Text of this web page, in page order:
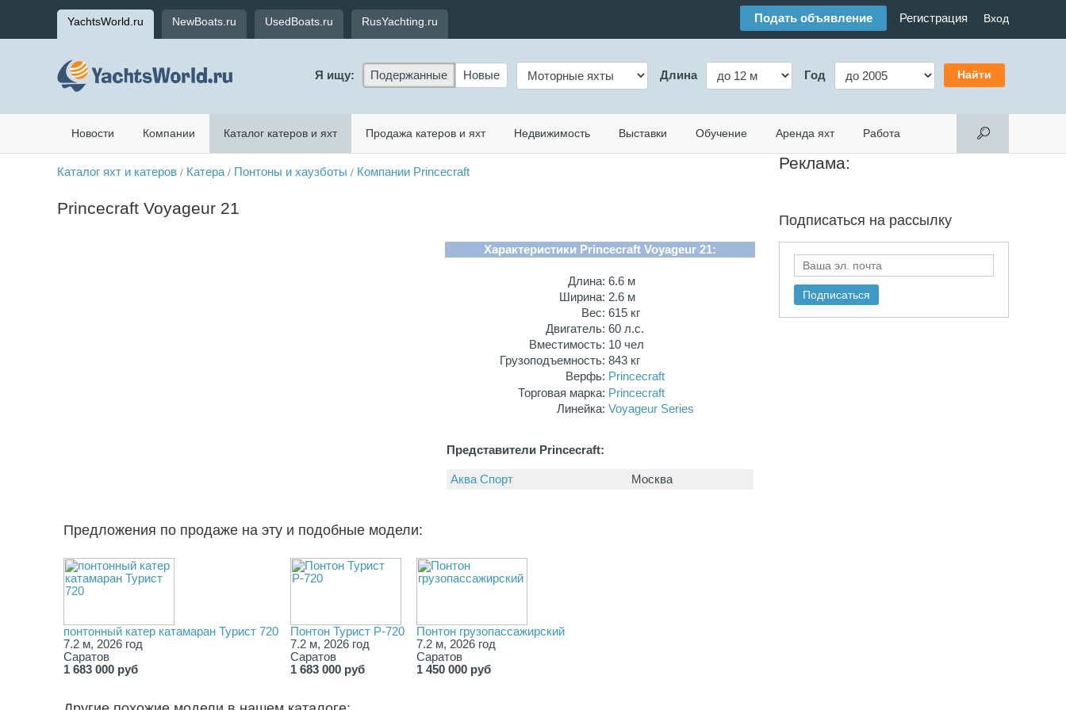
YachtsWorld.ru NewBoats.ru UsedBoats.ru RusYachting.ru Подать объявление Регистрация Вход
Я ищу: Подержанные Новые Длина Год
Новости Компании Каталог катеров и яхт Продажа катеров и яхт Недвижимость Выставки Обучение Аренда яхт Работа
Каталог яхт и катеров / Катера / Понтоны и хаузботы / Компании Princecraft
Princecraft Voyageur 21
Характеристики Princecraft Voyageur 21:
Длина: 6.6 м
Ширина: 2.6 м
Вес: 615 кг
Двигатель: 60 л.с.
Вместимость: 10 чел
Грузоподъемность: 843 кг
Верфь:
Торговая марка:
Линейка: Voyageur Series
Представители Princecraft:
Аква Спорт Москва
Предложения по продаже на эту и подобные модели:
понтонный катер катамаран Турист 720
7.2 м, 2026 год
Саратов
1 683 000 руб
Понтон Турист Р-720
7.2 м, 2026 год
Саратов
1 683 000 руб
Понтон грузопассажирский
7.2 м, 2026 год
Саратов
1 450 000 руб
Реклама:
Подписаться на рассылку